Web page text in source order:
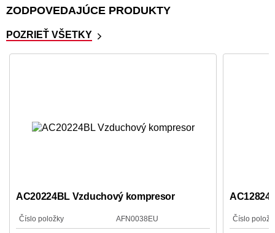
ZODPOVEDAJÚCE PRODUKTY
POZRIEŤ VŠETKY
AC20224BL Vzduchový kompresor
Číslo položky AFN0038EU
AC12824
Číslo